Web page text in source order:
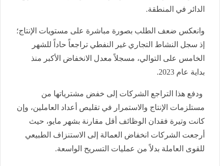
الدائر في المنطقة.
وانعكس ضعف الطلب بصورة مباشرة على مستويات الإنتاج؛
إذ سجل النشاط التجاري غير النفطي تراجعاً حاداً للشهر
الخامس على التوالي، مسجلاً معدل الانخفاض الأكبر منذ
بداية عام 2023.
ودفع هذا التراجع الشركات إلى خفض مشترياتها من
مستلزمات الإنتاج والاستمرار في تقليص أعداد العاملين، وإن
كانت وتيرة فقدان الوظائف أقل مقارنة بشهر مايو، حيث
أرجعت الشركات انخفاض العمالة إلى الاستنزاف الطبيعي
للقوى العاملة بدلاً من عمليات التسريح الواسعة.